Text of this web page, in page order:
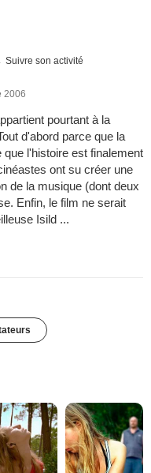
Suivre son activité
2006
pourtant à la
d'abord parce que la
l'histoire est finalement
ont su créer une
de la musique (dont deux
Enfin, le film ne serait
Isild ...